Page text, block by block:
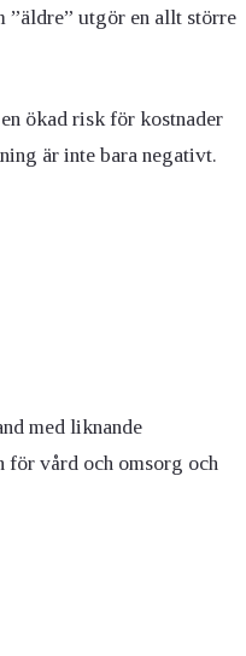
”äldre” utgör en allt större
ökad risk för kostnader
är inte bara negativt.
med liknande
för vård och omsorg och